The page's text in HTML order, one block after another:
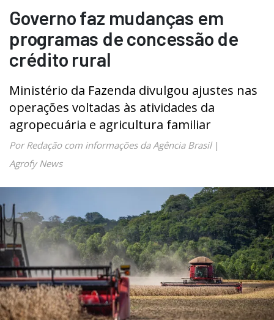
Governo faz mudanças em
programas de concessão de
crédito rural
Ministério da Fazenda divulgou ajustes nas
operações voltadas às atividades da
agropecuária e agricultura familiar
Por Redação com informações da Agência Brasil|
Agrofy News